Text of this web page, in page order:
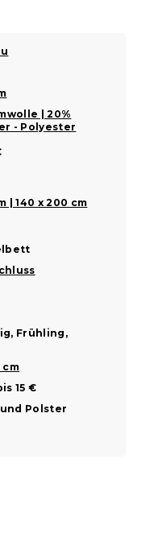
| 20%
- Polyester
| 140 x 200 cm
Frühling,
cm
15 €
Polster